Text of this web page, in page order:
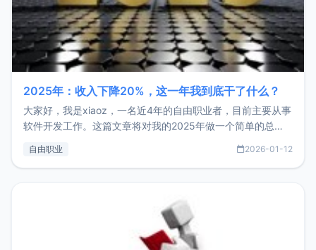
2025年：收入下降20%，这一年我到底干了什么？
大家好，我是xiaoz，一名近4年的自由职业者，目前主要从事
软件开发工作。这篇文章将对我的2025年做一个简单的总
收入下降20%，但却过得很充实，2026年不求突破，但求保
自由职业 2026-01-12